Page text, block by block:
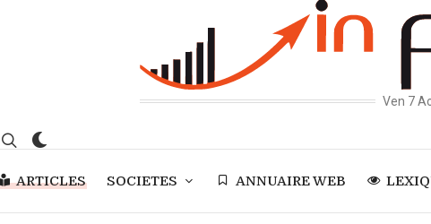
Ven 7
ARTICLES SOCIETES ANNUAIRE WEB